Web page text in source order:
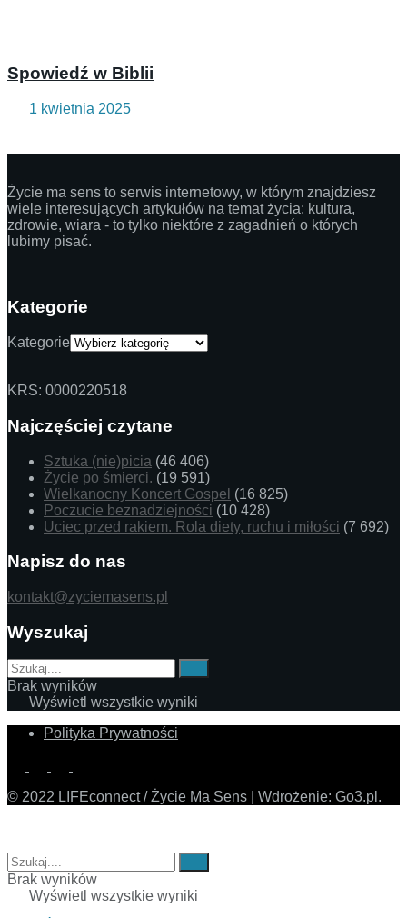
Spowiedź w Biblii
1 kwietnia 2025
Życie ma sens to serwis internetowy, w którym znajdziesz
wiele interesujących artykułów na temat życia: kultura,
zdrowie, wiara - to tylko niektóre z zagadnień o których
lubimy pisać.
Kategorie
Kategorie
KRS: 0000220518
Najczęściej czytane
Sztuka (nie)picia (46 406)
Życie po śmierci. (19 591)
Wielkanocny Koncert Gospel (16 825)
Poczucie beznadziejności (10 428)
Uciec przed rakiem. Rola diety, ruchu i miłości (7 692)
Napisz do nas
kontakt@zyciemasens.pl
Wyszukaj
Brak wyników
Wyświetl wszystkie wyniki
Polityka Prywatności
© 2022 LIFEconnect / Życie Ma Sens | Wdrożenie: Go3.pl .
Brak wyników
Wyświetl wszystkie wyniki